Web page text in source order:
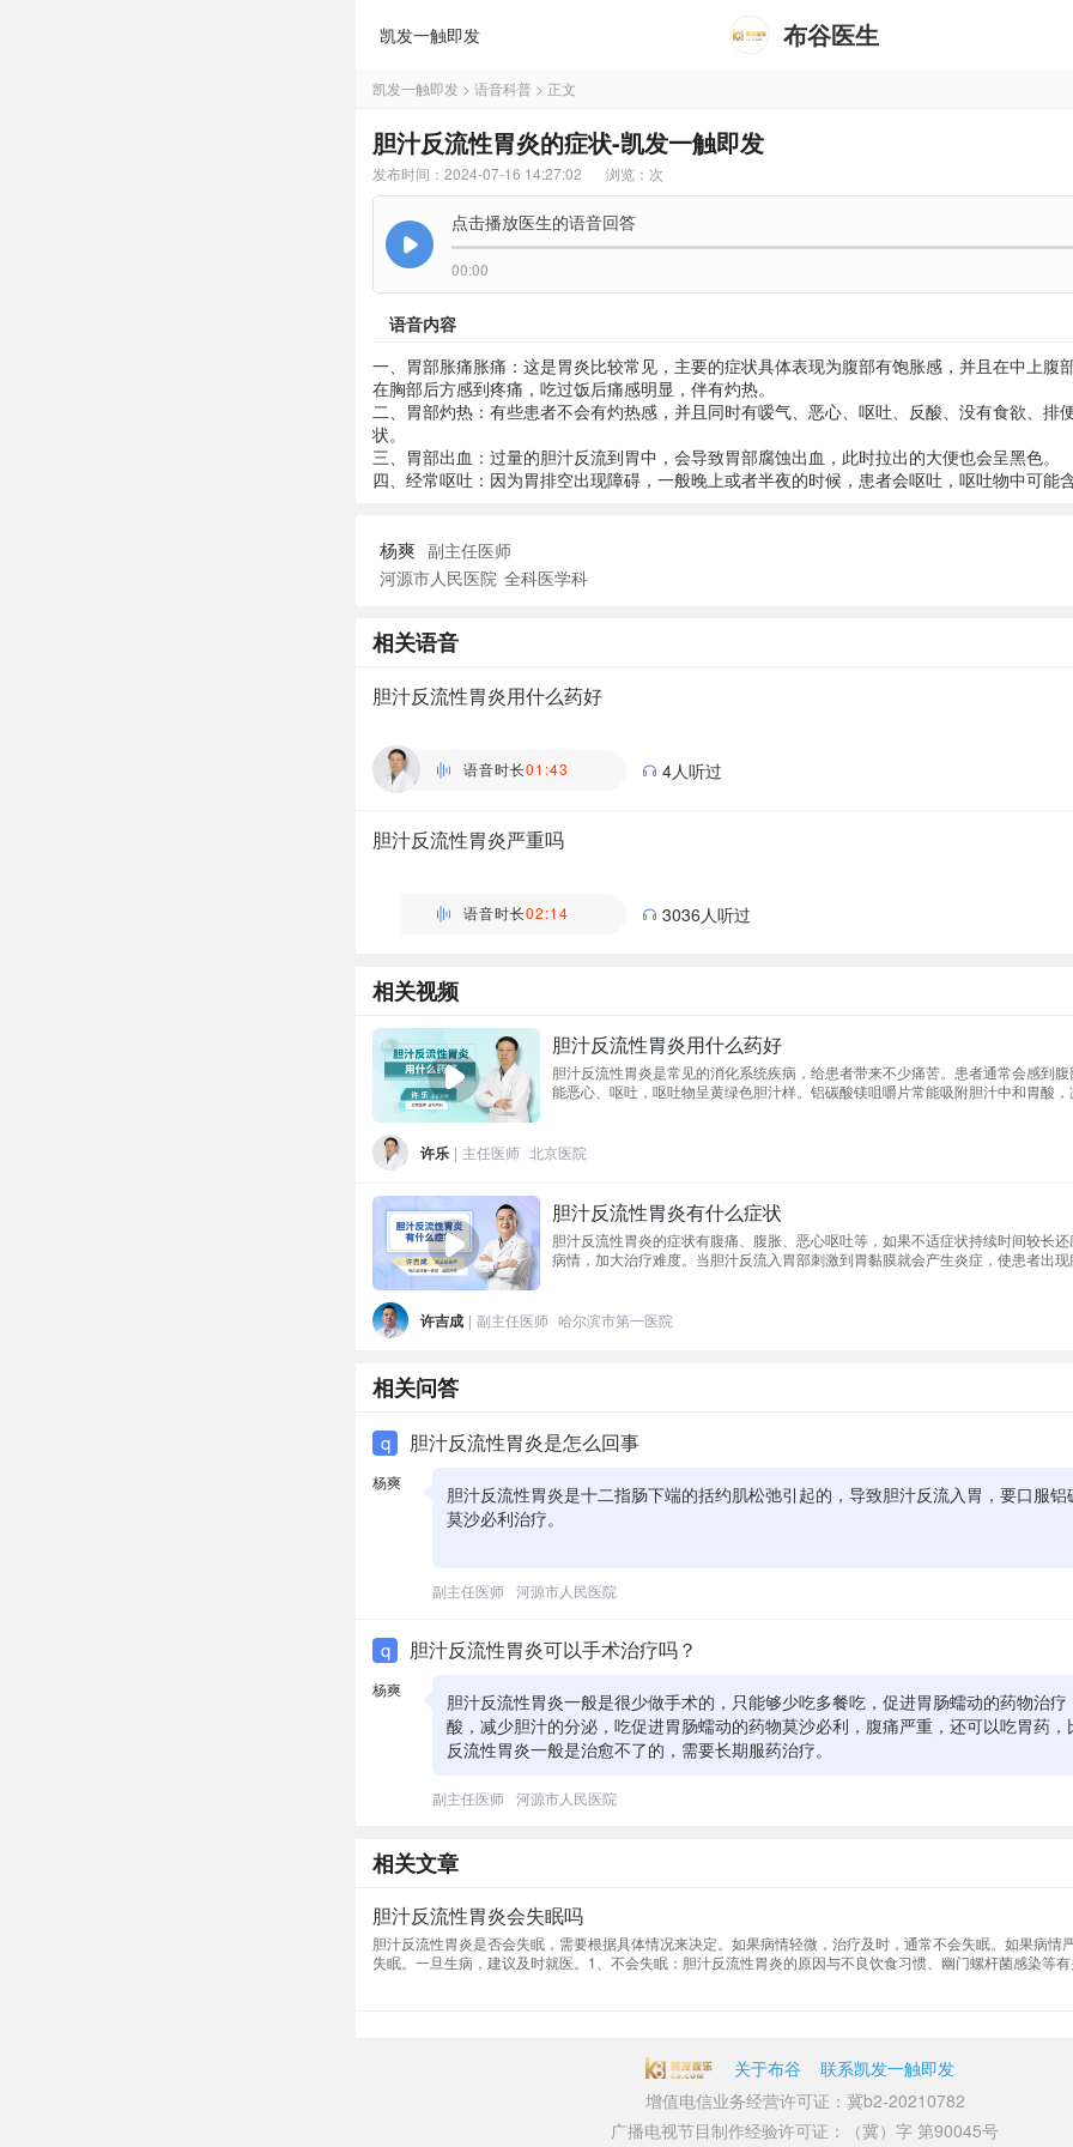
凯发一触即发 布谷医生
凯发一触即发 > 语音科普 > 正文
胆汁反流性胃炎的症状-凯发一触即发
发布时间：2024-07-16 14:27:02 浏览： 次
点击播放医生的语音回答
00:00
语音内容
一、胃部胀痛胀痛：这是胃炎比较常见，主要的症状具体表现为腹部有饱胀感，并且在中上腹
在胸部后方感到疼痛，吃过饭后痛感明显，伴有灼热。
二、胃部灼热：有些患者不会有灼热感，并且同时有嗳气、恶心、呕吐、反酸、没有食欲、排
状。
三、胃部出血：过量的胆汁反流到胃中，会导致胃部腐蚀出血，此时拉出的大便也会呈黑色。
四、经常呕吐：因为胃排空出现障碍，一般晚上或者半夜的时候，患者会呕吐，呕吐物中可能含
杨爽 副主任医师
河源市人民医院 全科医学科
相关语音
胆汁反流性胃炎用什么药好
主任医师 | 消化内科 北京医院
语音时长01:43 4人听过
胆汁反流性胃炎严重吗
语音时长02:14 3036人听过
相关视频
胆汁反流性胃炎用什么药好
胆汁反流性胃炎是常见的消化系统疾病，给患者带来不少痛苦。患者通常会感到
能恶心、呕吐，呕吐物呈黄绿色胆汁样。铝碳酸镁咀嚼片常能吸附胆汁中和胃酸，
许乐 | 主任医师 北京医院
胆汁反流性胃炎有什么症状
胆汁反流性胃炎的症状有腹痛、腹胀、恶心呕吐等，如果不适症状持续时间较长
病情，加大治疗难度。当胆汁反流入胃部刺激到胃黏膜就会产生炎症，使患者出
许吉成 | 副主任医师 哈尔滨市第一医院
相关问答
q 胆汁反流性胃炎是怎么回事
杨爽
胆汁反流性胃炎是十二指肠下端的括约肌松弛引起的，导致胆汁反流入胃，要口服铝
莫沙必利治疗。
副主任医师 河源市人民医院
q 胆汁反流性胃炎可以手术治疗吗？
杨爽
胆汁反流性胃炎一般是很少做手术的，只能够少吃多餐吃，促进胃肠蠕动的药物治
酸，减少胆汁的分泌，吃促进胃肠蠕动的药物莫沙必利，腹痛严重，还可以吃胃药
反流性胃炎一般是治愈不了的，需要长期服药治疗。
副主任医师 河源市人民医院
相关文章
胆汁反流性胃炎会失眠吗
胆汁反流性胃炎是否会失眠，需要根据具体情况来决定。如果病情轻微，治疗及时，通常不会失眠。如果病情
失眠。一旦生病，建议及时就医。1、不会失眠：胆汁反流性胃炎的原因与不良饮食习惯、幽门螺杆菌感染等有
关于布谷
联系凯发一触即发
增值电信业务经营许可证：冀b2-20210782
广播电视节目制作经验许可证：（冀）字 第90045号